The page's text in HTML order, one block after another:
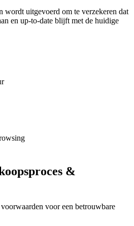
wordt uitgevoerd om te verzekeren dat
en up-to-date blijft met de huidige
&
voor een betrouwbare